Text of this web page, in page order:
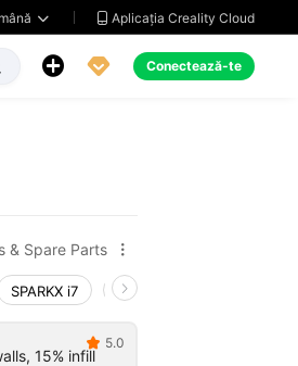
  Aplicația Creality Cloud
  Conectează-te
& Spare Parts 
SPARKX i7 Creality Hi
15% infill
 5.0